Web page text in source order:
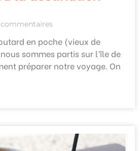
en poche (vieux de
sommes partis sur l’île de
préparer notre voyage. On